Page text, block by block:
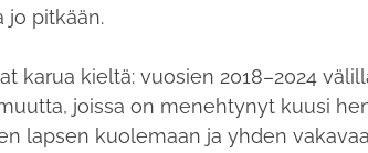
jo pitkään.
karua kieltä: vuosien 2018–2024
joissa on menehtynyt kuusi
lapsen kuolemaan ja yhden